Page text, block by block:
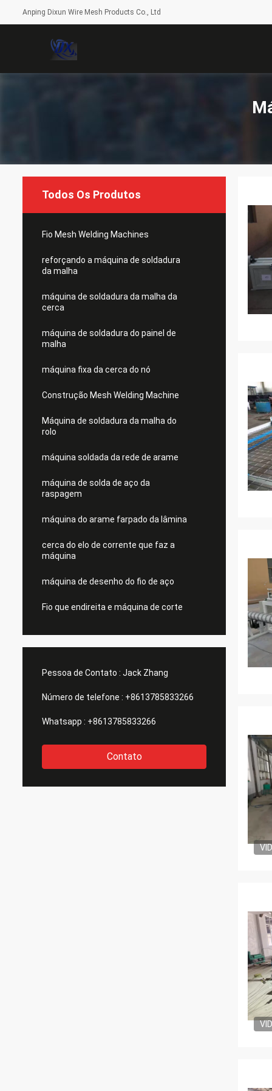
Anping Dixun Wire Mesh Products Co., Ltd
Todos Os Produtos
Fio Mesh Welding Machines
reforçando a máquina de soldadura
da malha
máquina de soldadura da malha da
cerca
máquina de soldadura do painel de
malha
máquina fixa da cerca do nó
Construção Mesh Welding Machine
Máquina de soldadura da malha do
rolo
máquina soldada da rede de arame
máquina de solda de aço da
raspagem
máquina do arame farpado da lâmina
cerca do elo de corrente que faz a
máquina
máquina de desenho do fio de aço
Fio que endireita e máquina de corte
Pessoa de Contato : Jack Zhang
Número de telefone : +8613785833266
Whatsapp : +8613785833266
Contato